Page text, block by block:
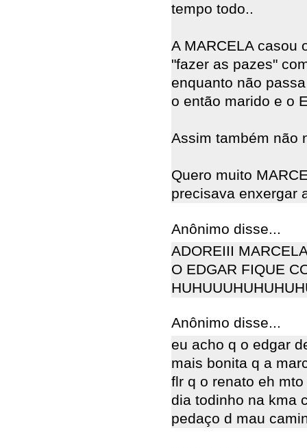
tempo todo..
A MARCELA casou
"fazer as pazes"
enquanto não
o então marido e o
Assim também não
Quero muito
precisava enxergar
Anônimo disse...
ADOREIII
O EDGAR FIQUE
Anônimo disse...
eu acho q o edgar
mais bonita q a
flr q o renato eh
dia todinho na kma
pedaço d mau